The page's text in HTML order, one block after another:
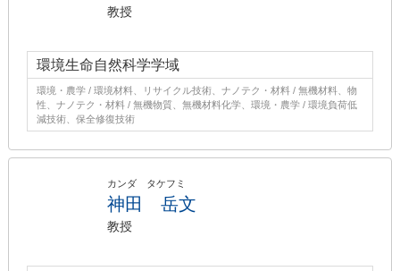
教授
環境生命自然科学学域
環境・農学 / 環境材料、リサイクル技術、ナノテク・材料 / 無機材料、物
性、ナノテク・材料 / 無機物質、無機材料化学、環境・農学 / 環境負荷低
減技術、保全修復技術
カンダ タケフミ
神田 岳文
教授